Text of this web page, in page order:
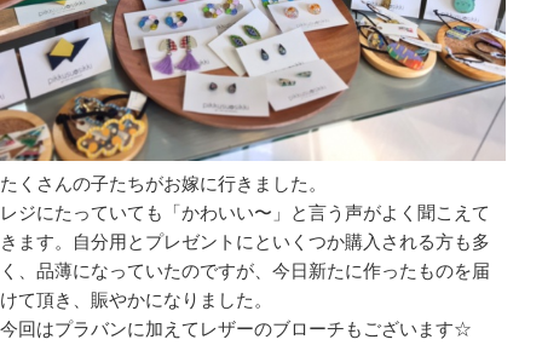
たくさんの子たちがお嫁に行きました。
レジにたっていても「かわいい〜」と言う声がよく聞こえて
きます。自分用とプレゼントにといくつか購入される方も多
く、品薄になっていたのですが、今日新たに作ったものを届
けて頂き、賑やかになりました。
今回はプラバンに加えてレザーのブローチもございます☆